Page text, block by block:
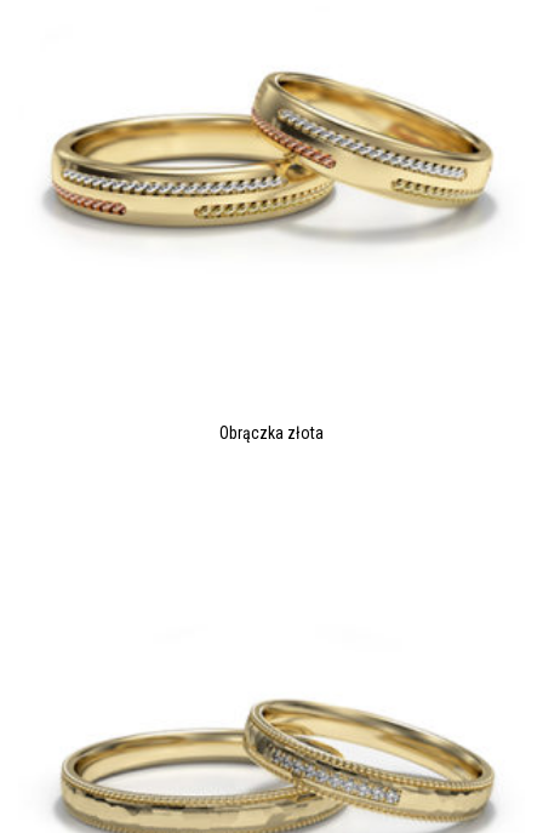
Obrączka złota